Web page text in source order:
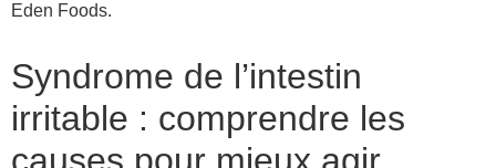
Eden Foods.
Syndrome de l’intestin
irritable : comprendre les
causes pour mieux agir